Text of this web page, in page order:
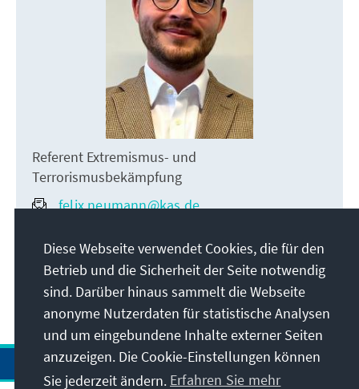
Referent Extremismus- und
Terrorismusbekämpfung
felix.neumann@kas.de
Diese Webseite verwendet Cookies, die für den
Betrieb und die Sicherheit der Seite notwendig
sind. Darüber hinaus sammelt die Webseite
anonyme Nutzerdaten für statistische Analysen
und um eingebundene Inhalte externer Seiten
anzuzeigen. Die Cookie-Einstellungen können
Sie jederzeit ändern. Erfahren Sie mehr